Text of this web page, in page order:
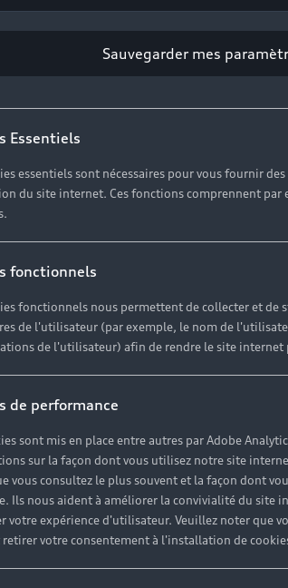
Sauvegarder mes
Essentiels
essentiels sont nécessaires pour vous fournir
du site internet. Ces fonctions comprennent par
fonctionnels
fonctionnels nous permettent de collecter et de
de l'utilisateur (par exemple, le nom de
de l'utilisateur) afin de rendre le site internet
de performance
sont mis en place entre autres par Adobe
sur la façon dont vous utilisez notre site
vous consultez le plus souvent et la façon dont
Ils nous aident à améliorer la convivialité du site
votre expérience d'utilisateur. Veuillez noter que
votre consentement à l'installation de
le service de location courte durée
Les 3 conducteurs